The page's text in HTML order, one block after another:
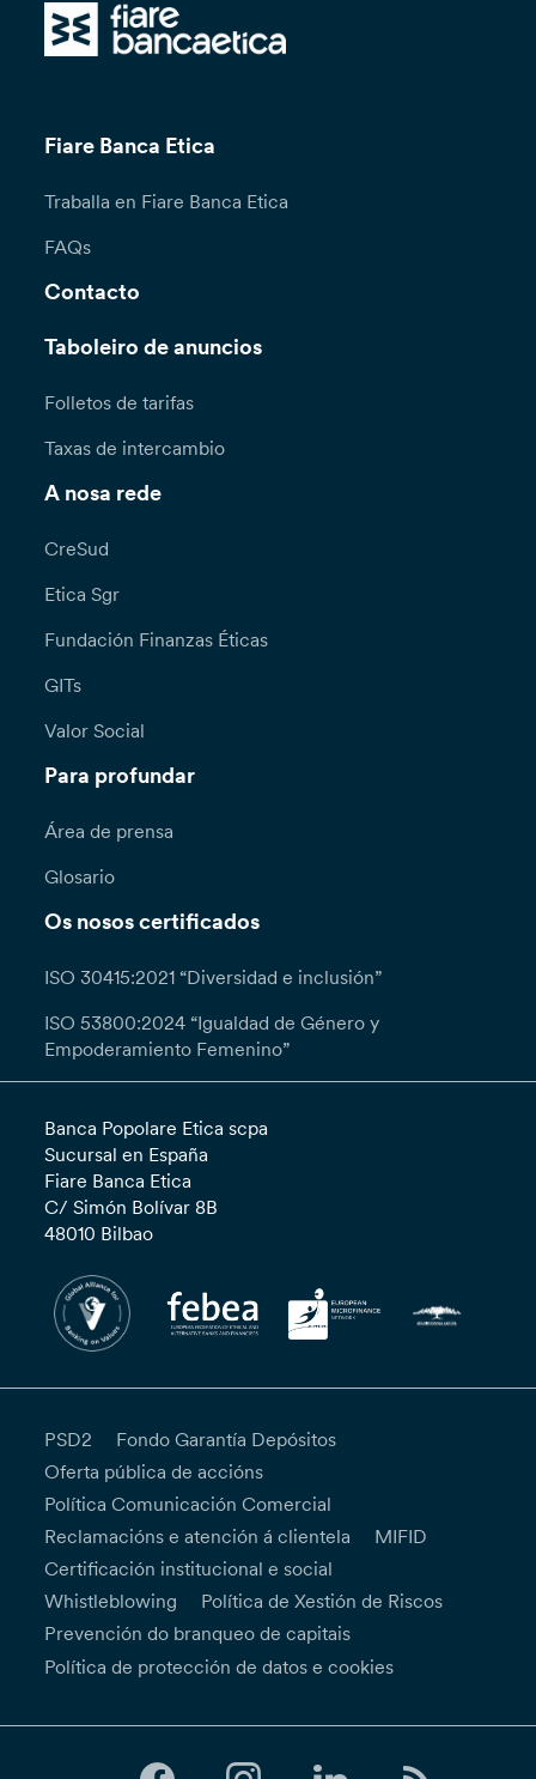
Fiare Banca Etica
Traballa en Fiare Banca Etica
FAQs
Contacto
Taboleiro de anuncios
Folletos de tarifas
Taxas de intercambio
A nosa rede
CreSud
Etica Sgr
Fundación Finanzas Éticas
GITs
Valor Social
Para profundar
Área de prensa
Glosario
Os nosos certificados
ISO 30415:2021 “Diversidad e inclusión”
ISO 53800:2024 “Igualdad de Género y
Empoderamiento Femenino”
Banca Popolare Etica scpa
Sucursal en España
Fiare Banca Etica
C/ Simón Bolívar 8B
48010 Bilbao
PSD2
Fondo Garantía Depósitos
Oferta pública de accións
Política Comunicación Comercial
Reclamacións e atención á clientela
MIFID
Certificación institucional e social
Whistleblowing
Política de Xestión de Riscos
Prevención do branqueo de capitais
Política de protección de datos e cookies